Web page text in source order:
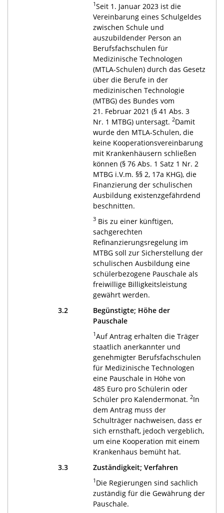
1Seit 1. Januar 2023 ist die
Vereinbarung eines Schulgeldes
zwischen Schule und
auszubildender Person an
Berufsfachschulen für
Medizinische Technologen
(MTLA-Schulen) durch das Gesetz
über die Berufe in der
medizinischen Technologie
(MTBG) des Bundes vom
21. Februar 2021 (§ 41 Abs. 3
Nr. 1 MTBG) untersagt. 2Damit
wurde den MTLA-Schulen, die
keine Kooperationsvereinbarung
mit Krankenhäusern schließen
können (§ 76 Abs. 1 Satz 1 Nr. 2
MTBG i.V.m. §§ 2, 17a KHG), die
Finanzierung der schulischen
Ausbildung existenzgefährdend
beschnitten.
3 Bis zu einer künftigen,
sachgerechten
Refinanzierungsregelung im
MTBG soll zur Sicherstellung der
schulischen Ausbildung eine
schülerbezogene Pauschale als
freiwillige Billigkeitsleistung
gewährt werden.
3.2
Begünstigte; Höhe der
Pauschale
1Auf Antrag erhalten die Träger
staatlich anerkannter und
genehmigter Berufsfachschulen
für Medizinische Technologen
eine Pauschale in Höhe von
485 Euro pro Schülerin oder
Schüler pro Kalendermonat. 2In
dem Antrag muss der
Schulträger nachweisen, dass er
sich ernsthaft, jedoch vergeblich,
um eine Kooperation mit einem
Krankenhaus bemüht hat.
3.3
Zuständigkeit; Verfahren
1 Die Regierungen sind sachlich
zuständig für die Gewährung der
Pauschale.